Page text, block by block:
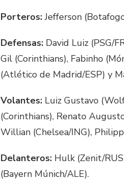
Porteros:Jefferson
Defensas: David Luiz (PSG/
Gil (Corinthians), Fabinho
(Atlético de Madrid/ESP) y
Volantes: Luiz Gustavo
(Corinthians), Renato
Willian (Chelsea/ING),
Delanteros: Hulk (Zenit/
(Bayern Múnich/ALE).